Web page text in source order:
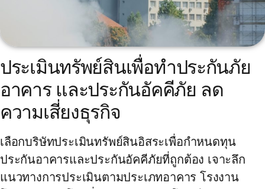
ประเมินทรัพย์สินเพื่อทำประกันภัย
อาคาร และประกันอัคคีภัย ลด
ความเสี่ยงธุรกิจ
เลือกบริษัทประเมินทรัพย์สินอิสระเพื่อกำหนดทุน
ประกันอาคารและประกันอัคคีภัยที่ถูกต้อง เจาะลึก
แนวทางการประเมินตามประเภทอาคาร โรงงาน